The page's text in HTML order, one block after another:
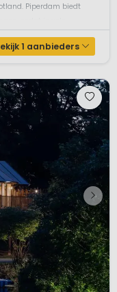
Piperdam biedt
1 aanbieders